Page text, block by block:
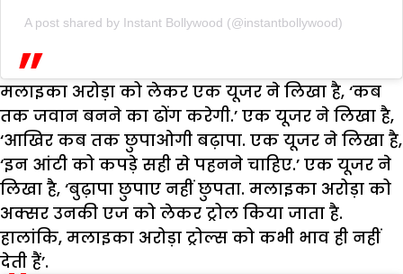
A post shared by Instant Bollywood (@instantbollywood)
मलाइका अरोड़ा को लेकर एक यूजर ने लिखा है, ‘कब
तक जवान बनने का ढोंग करेगी.’ एक यूजर ने लिखा है,
‘आखिर कब तक छुपाओगी बढ़ापा. एक यूजर ने लिखा है,
‘इन आंटी को कपड़े सही से पहनने चाहिए.’ एक यूजर ने
लिखा है, ‘बुढ़ापा छुपाए नहीं छुपता. मलाइका अरोड़ा को
अक्सर उनकी एज को लेकर ट्रोल किया जाता है.
हालांकि, मलाइका अरोड़ा ट्रोल्स को कभी भाव ही नहीं
देती हैं’.